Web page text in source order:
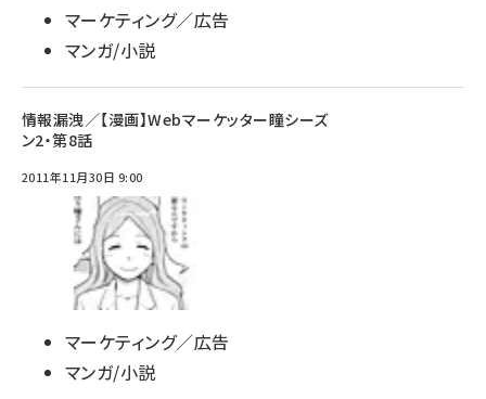
マーケティング／広告
マンガ/小説
情報漏洩／【漫画】Webマーケッター瞳シーズ
ン2・第8話
2011年11月30日 9:00
マーケティング／広告
マンガ/小説